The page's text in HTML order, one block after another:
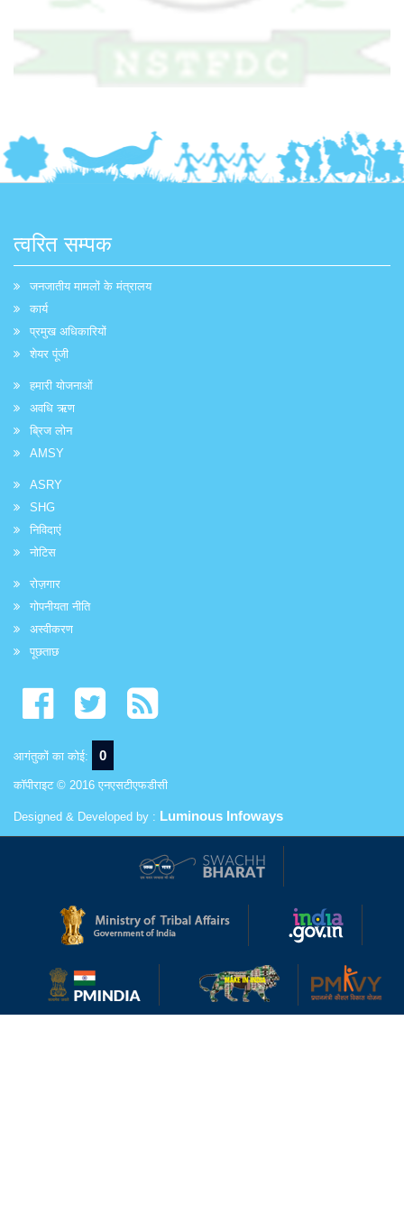
त्वरित सम्पक
जनजातीय मामलों के मंत्रालय
कार्य
प्रमुख अधिकारियों
शेयर पूंजी
हमारी योजनाओं
अवधि ऋण
ब्रिज लोन
AMSY
ASRY
SHG
निविदाएं
नोटिस
रोज़गार
गोपनीयता नीति
अस्वीकरण
पूछताछ
आगंतुकों का कोई: 0
कॉपीराइट © 2016 एनएसटीएफडीसी
Designed & Developed by : Luminous Infoways